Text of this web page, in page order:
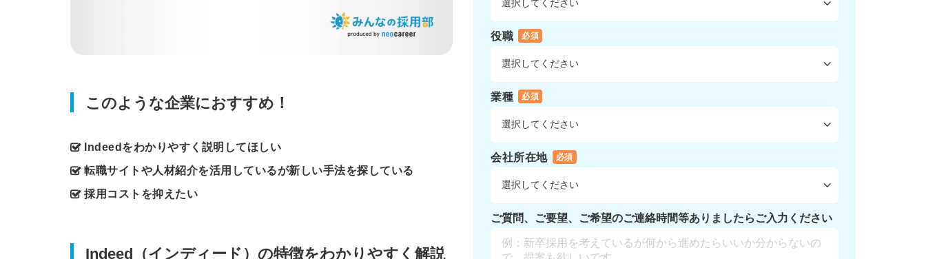
このような企業におすすめ！
Indeedをわかりやすく説明してほしい
転職サイトや人材紹介を活用しているが新しい手法を探している
採用コストを抑えたい
Indeed（インディード）の特徴をわかりやすく解説
役職 必須
業種 必須
会社所在地 必須
ご質問、ご要望、ご希望のご連絡時間等ありましたらご入力ください